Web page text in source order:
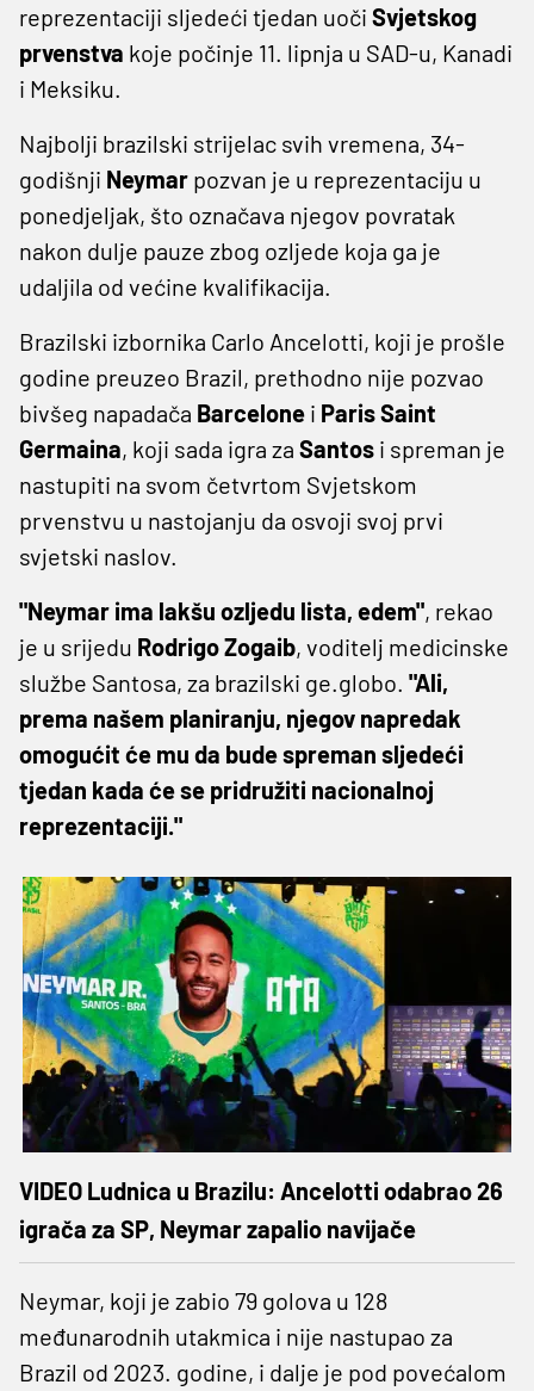
reprezentaciji sljedeći tjedan uoči Svjetskog
prvenstva koje počinje 11. lipnja u SAD-u, Kanadi
i Meksiku.
Najbolji brazilski strijelac svih vremena, 34-
godišnji Neymar pozvan je u reprezentaciju u
ponedjeljak, što označava njegov povratak
nakon dulje pauze zbog ozljede koja ga je
udaljila od većine kvalifikacija.
Brazilski izbornika Carlo Ancelotti, koji je prošle
godine preuzeo Brazil, prethodno nije pozvao
bivšeg napadača Barcelone i Paris Saint
Germaina, koji sada igra za Santos i spreman je
nastupiti na svom četvrtom Svjetskom
prvenstvu u nastojanju da osvoji svoj prvi
svjetski naslov.
"Neymar ima lakšu ozljedu lista, edem", rekao
je u srijedu Rodrigo Zogaib, voditelj medicinske
službe Santosa, za brazilski ge.globo. "Ali,
prema našem planiranju, njegov napredak
omogućit će mu da bude spreman sljedeći
tjedan kada će se pridružiti nacionalnoj
reprezentaciji."
VIDEO Ludnica u Brazilu: Ancelotti odabrao 26
igrača za SP, Neymar zapalio navijače
Neymar, koji je zabio 79 golova u 128
međunarodnih utakmica i nije nastupao za
Brazil od 2023. godine, i dalje je pod povećalom